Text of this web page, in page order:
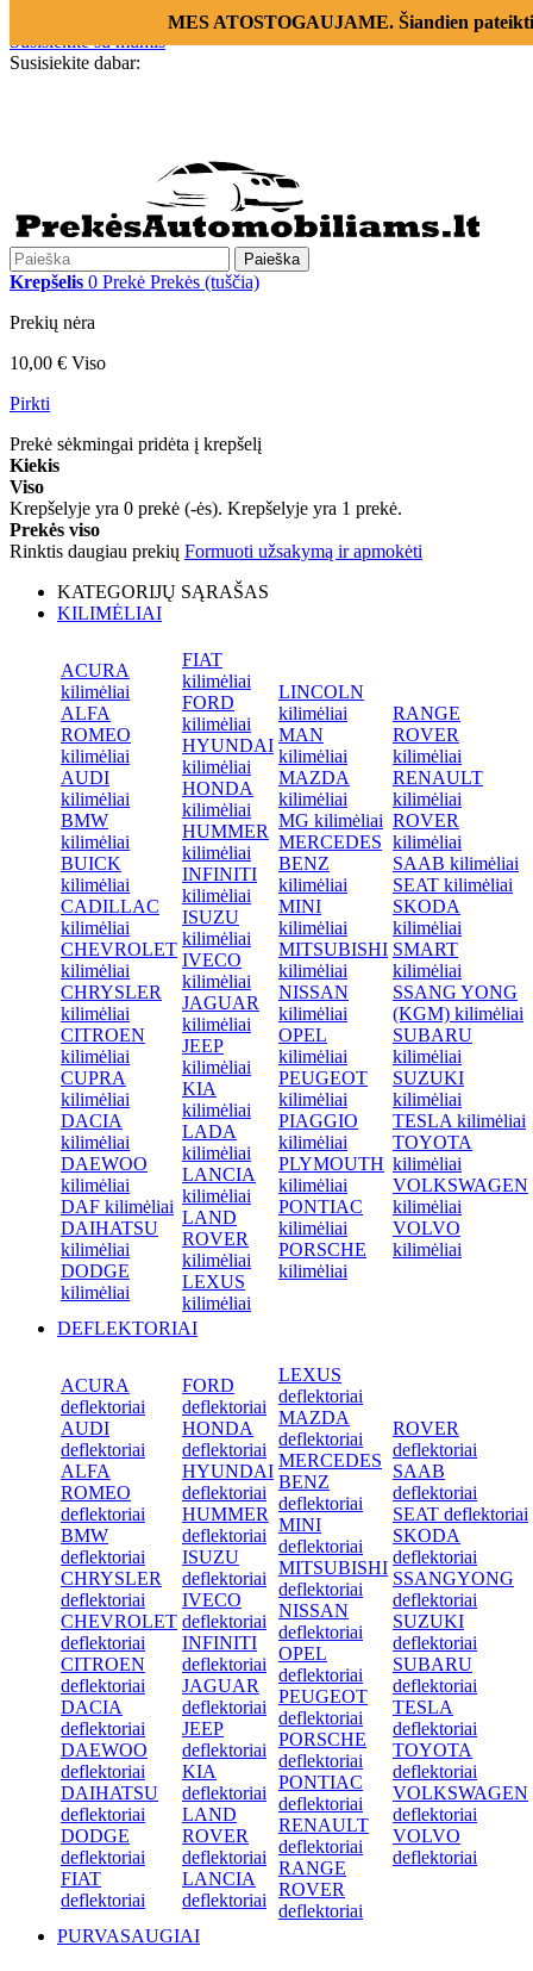
MES ATOSTOGAUJAME. Šiandien
Susisiekite su mumis
Susisiekite dabar:
Paieška
Krepšelis 0 Prekė Prekės (tuščia)
Prekių nėra
10,00 € Viso
Pirkti
Prekė sėkmingai pridėta į krepšelį
Kiekis
Viso
Krepšelyje yra 0 prekė (-ės). Krepšelyje yra 1 prekė.
Prekės viso
Rinktis daugiau prekių Formuoti užsakymą ir apmokėti
KATEGORIJŲ SĄRAŠAS
KILIMĖLIAI
ACURA
kilimėliai
ALFA
ROMEO
kilimėliai
AUDI
kilimėliai
BMW
kilimėliai
BUICK
kilimėliai
CADILLAC
kilimėliai
CHEVROLET
kilimėliai
CHRYSLER
kilimėliai
CITROEN
kilimėliai
CUPRA
kilimėliai
DACIA
kilimėliai
DAEWOO
kilimėliai
DAF kilimėliai
DAIHATSU
kilimėliai
DODGE
kilimėliai
FIAT
kilimėliai
FORD
kilimėliai
HYUNDAI
kilimėliai
HONDA
kilimėliai
HUMMER
kilimėliai
INFINITI
kilimėliai
ISUZU
kilimėliai
IVECO
kilimėliai
JAGUAR
kilimėliai
JEEP
kilimėliai
KIA
kilimėliai
LADA
kilimėliai
LANCIA
kilimėliai
LAND
ROVER
kilimėliai
LEXUS
kilimėliai
LINCOLN
kilimėliai
MAN
kilimėliai
MAZDA
kilimėliai
MG kilimėliai
MERCEDES
BENZ
kilimėliai
MINI
kilimėliai
MITSUBISHI
kilimėliai
NISSAN
kilimėliai
OPEL
kilimėliai
PEUGEOT
kilimėliai
PIAGGIO
kilimėliai
PLYMOUTH
kilimėliai
PONTIAC
kilimėliai
PORSCHE
kilimėliai
RANGE
ROVER
kilimėliai
RENAULT
kilimėliai
ROVER
kilimėliai
SAAB kilimėliai
SEAT kilimėliai
SKODA
kilimėliai
SMART
kilimėliai
SSANG YONG
(KGM) kilimėliai
SUBARU
kilimėliai
SUZUKI
kilimėliai
TESLA kilimėliai
TOYOTA
kilimėliai
VOLKSWAGEN
kilimėliai
VOLVO
kilimėliai
DEFLEKTORIAI
ACURA
deflektoriai
AUDI
deflektoriai
ALFA
ROMEO
deflektoriai
BMW
deflektoriai
CHRYSLER
deflektoriai
CHEVROLET
deflektoriai
CITROEN
deflektoriai
DACIA
deflektoriai
DAEWOO
deflektoriai
DAIHATSU
deflektoriai
DODGE
deflektoriai
FIAT
deflektoriai
FORD
deflektoriai
HONDA
deflektoriai
HYUNDAI
deflektoriai
HUMMER
deflektoriai
ISUZU
deflektoriai
IVECO
deflektoriai
INFINITI
deflektoriai
JAGUAR
deflektoriai
JEEP
deflektoriai
KIA
deflektoriai
LAND
ROVER
deflektoriai
LANCIA
deflektoriai
LEXUS
deflektoriai
MAZDA
deflektoriai
MERCEDES
BENZ
deflektoriai
MINI
deflektoriai
MITSUBISHI
deflektoriai
NISSAN
deflektoriai
OPEL
deflektoriai
PEUGEOT
deflektoriai
PORSCHE
deflektoriai
PONTIAC
deflektoriai
RENAULT
deflektoriai
RANGE
ROVER
deflektoriai
ROVER
deflektoriai
SAAB
deflektoriai
SEAT deflektoriai
SKODA
deflektoriai
SSANGYONG
deflektoriai
SUZUKI
deflektoriai
SUBARU
deflektoriai
TESLA
deflektoriai
TOYOTA
deflektoriai
VOLKSWAGEN
deflektoriai
VOLVO
deflektoriai
PURVASAUGIAI